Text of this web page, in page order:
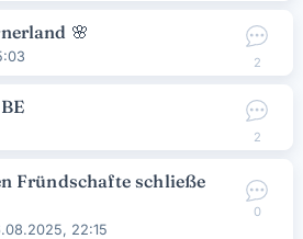
2
🌸
2
0
Fründschafte schließe
22:15